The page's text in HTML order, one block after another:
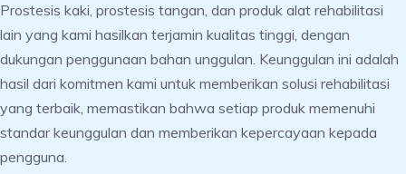
Prostesis kaki, prostesis tangan, dan produk alat rehabilitasi
lain yang kami hasilkan terjamin kualitas tinggi, dengan
dukungan penggunaan bahan unggulan. Keunggulan ini adalah
hasil dari komitmen kami untuk memberikan solusi rehabilitasi
yang terbaik, memastikan bahwa setiap produk memenuhi
standar keunggulan dan memberikan kepercayaan kepada
pengguna.